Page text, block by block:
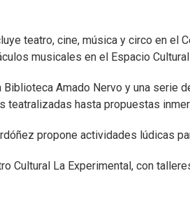
teatro, cine, música y circo en el
musicales en el Espacio
Amado Nervo y una serie
hasta propuestas
propone actividades lúdicas
Cultural La Experimental, con